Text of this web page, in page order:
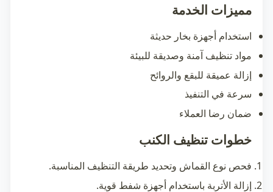
مميزات الخدمة
استخدام أجهزة بخار حديثة
مواد تنظيف آمنة وصديقة للبيئة
إزالة عميقة للبقع والروائح
سرعة في التنفيذ
ضمان رضا العملاء
خطوات تنظيف الكنب
فحص نوع القماش وتحديد طريقة التنظيف المناسبة.
إزالة الأتربة باستخدام أجهزة شفط قوية.